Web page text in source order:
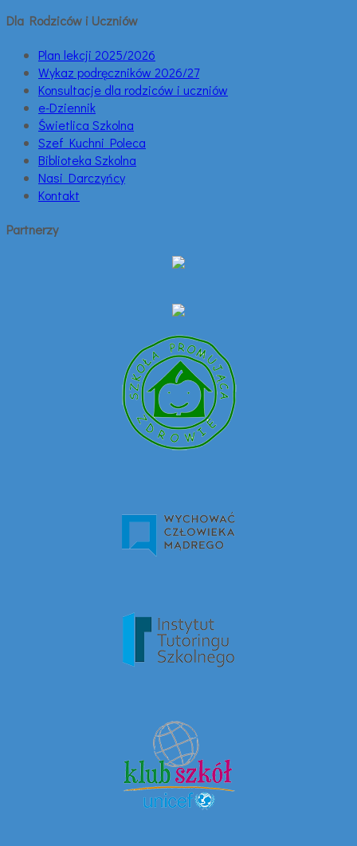
Dla Rodziców i Uczniów
Plan lekcji 2025/2026
Wykaz podręczników 2026/27
Konsultacje dla rodziców i uczniów
e-Dziennik
Świetlica Szkolna
Szef Kuchni Poleca
Biblioteka Szkolna
Nasi Darczyńcy
Kontakt
Partnerzy